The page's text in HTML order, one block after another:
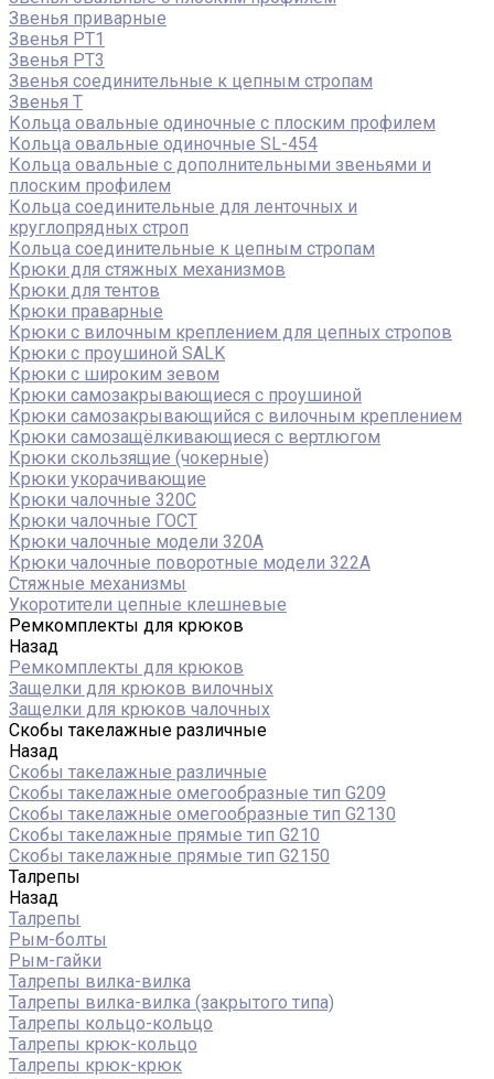
Звенья приварные
Звенья РТ1
Звенья РТ3
Звенья соединительные к цепным стропам
Звенья Т
Кольца овальные одиночные c плоским профилем
Кольца овальные одиночные SL-454
Кольца овальные с дополнительными звеньями и
плоским профилем
Кольца соединительные для ленточных и
круглопрядных строп
Кольца соединительные к цепным стропам
Крюки для стяжных механизмов
Крюки для тентов
Крюки праварные
Крюки с вилочным креплением для цепных стропов
Крюки с проушиной SALK
Крюки с широким зевом
Крюки самозакрывающиеся с проушиной
Крюки самозакрывающийся с вилочным креплением
Крюки самозащёлкивающиеся с вертлюгом
Крюки скользящие (чокерные)
Крюки укорачивающие
Крюки чалочные 320C
Крюки чалочные ГОСТ
Крюки чалочные модели 320А
Крюки чалочные поворотные модели 322А
Стяжные механизмы
Укоротители цепные клешневые
Ремкомплекты для крюков
Назад
Ремкомплекты для крюков
Защелки для крюков вилочных
Защелки для крюков чалочных
Скобы такелажные различные
Назад
Скобы такелажные различные
Скобы такелажные омегообразные тип G209
Скобы такелажные омегообразные тип G2130
Скобы такелажные прямые тип G210
Скобы такелажные прямые тип G2150
Талрепы
Назад
Талрепы
Рым-болты
Рым-гайки
Талрепы вилка-вилка
Талрепы вилка-вилка (закрытого типа)
Талрепы кольцо-кольцо
Талрепы крюк-кольцо
Талрепы крюк-крюк